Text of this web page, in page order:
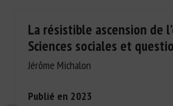
La résistible ascension de
Sciences sociales et
Jérôme Michalon
Publié en 2023